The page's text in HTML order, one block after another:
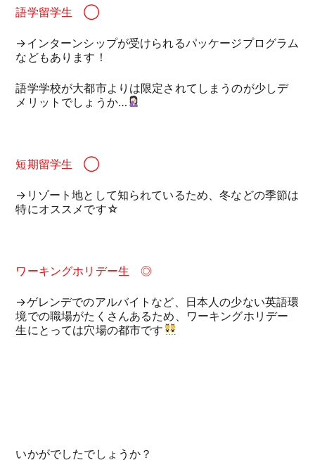
語学留学生 ◯
→インターンシップが受けられるパッケージプログラム
などもあります！
語学学校が大都市よりは限定されてしまうのが少しデ
メリットでしょうか…
短期留学生 ◯
→リゾート地として知られているため、冬などの季節は
特にオススメです☆
ワーキングホリデー生 ◎
→ゲレンデでのアルバイトなど、日本人の少ない英語環
境での職場がたくさんあるため、ワーキングホリデー
生にとっては穴場の都市です
いかがでしたでしょうか？